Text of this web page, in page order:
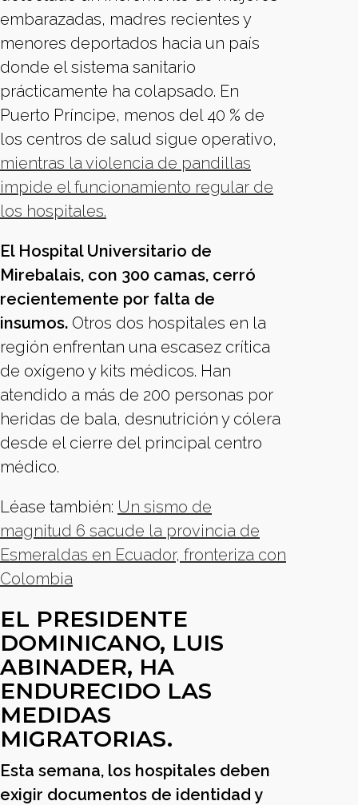
embarazadas, madres recientes y
menores deportados hacia un país
donde el sistema sanitario
prácticamente ha colapsado. En
Puerto Príncipe, menos del 40 % de
los centros de salud sigue operativo,
mientras la violencia de pandillas
impide el funcionamiento regular de
los hospitales.
El Hospital Universitario de
Mirebalais, con 300 camas, cerró
recientemente por falta de
insumos. Otros dos hospitales en la
región enfrentan una escasez crítica
de oxígeno y kits médicos. Han
atendido a más de 200 personas por
heridas de bala, desnutrición y cólera
desde el cierre del principal centro
médico.
Léase también: Un sismo de
magnitud 6 sacude la provincia de
Esmeraldas en Ecuador, fronteriza con
Colombia
EL PRESIDENTE
DOMINICANO, LUIS
ABINADER, HA
ENDURECIDO LAS
MEDIDAS
MIGRATORIAS.
Esta semana, los hospitales deben
exigir documentos de identidad y